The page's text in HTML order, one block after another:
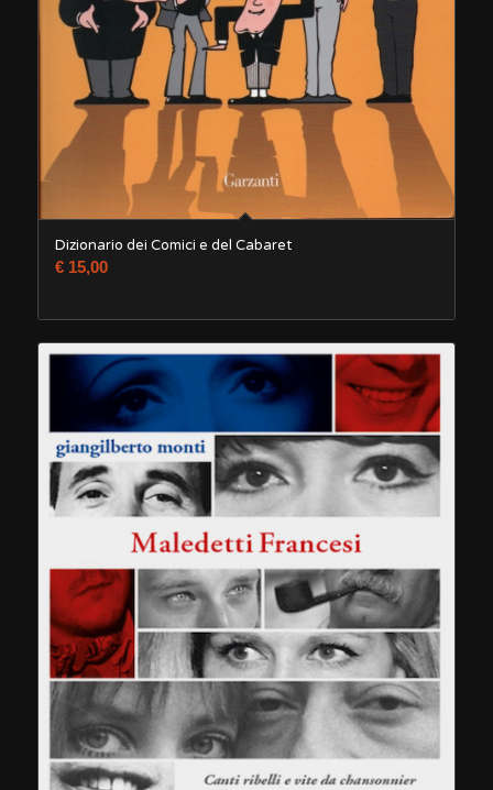
Dizionario dei Comici e del Cabaret
€15,00